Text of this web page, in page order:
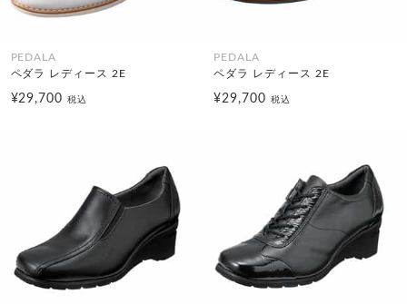
PEDALA
ペダラ レディース 2E
¥29,700税込
PEDALA
ペダラ レディース 2E
¥29,700 税込